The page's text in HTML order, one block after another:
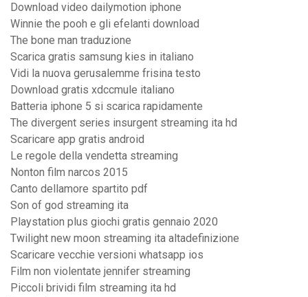
Download video dailymotion iphone
Winnie the pooh e gli efelanti download
The bone man traduzione
Scarica gratis samsung kies in italiano
Vidi la nuova gerusalemme frisina testo
Download gratis xdccmule italiano
Batteria iphone 5 si scarica rapidamente
The divergent series insurgent streaming ita hd
Scaricare app gratis android
Le regole della vendetta streaming
Nonton film narcos 2015
Canto dellamore spartito pdf
Son of god streaming ita
Playstation plus giochi gratis gennaio 2020
Twilight new moon streaming ita altadefinizione
Scaricare vecchie versioni whatsapp ios
Film non violentate jennifer streaming
Piccoli brividi film streaming ita hd